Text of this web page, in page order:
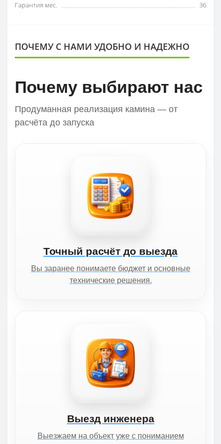
Гарантия мес.
36
ПОЧЕМУ С НАМИ УДОБНО И НАДЕЖНО
Почему выбирают нас
Продуманная реализация камина — от
расчёта до запуска
Точный расчёт до выезда
Вы заранее понимаете бюджет и основные
технические решения.
Выезд инженера
Выезжаем на объект уже с пониманием